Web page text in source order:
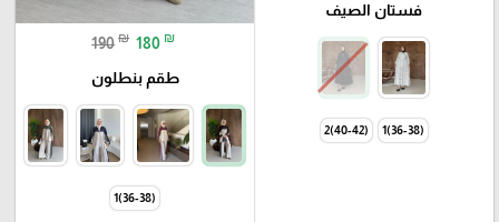
فستان الصيف
(36-38)1
(40-42)2
190 ₪ 180 ₪
طقم بنطلون
(36-38)1